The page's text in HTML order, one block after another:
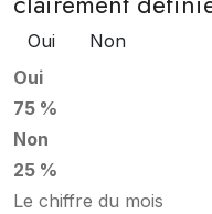
Oui
Non
Oui
75 %
Non
25 %
Le chiffre du mois